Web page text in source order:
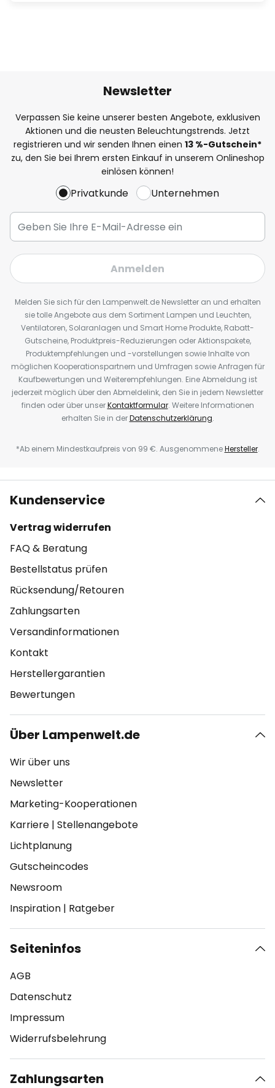
Newsletter
Verpassen Sie keine unserer besten Angebote, exklusiven
Aktionen und die neusten Beleuchtungstrends. Jetzt
registrieren und wir senden Ihnen einen 13 %-Gutschein*
zu, den Sie bei Ihrem ersten Einkauf in unserem Onlineshop
einlösen können!
Privatkunde Unternehmen
Anmelden
Melden Sie sich für den Lampenwelt.de Newsletter an und erhalten
sie tolle Angebote aus dem Sortiment Lampen und Leuchten,
Ventilatoren, Solaranlagen und Smart Home Produkte, Rabatt-
Gutscheine, Produktpreis-Reduzierungen oder Aktionspakete,
Produktempfehlungen und -vorstellungen sowie Inhalte von
möglichen Kooperationspartnern und Umfragen sowie Anfragen für
Kaufbewertungen und Weiterempfehlungen. Eine Abmeldung ist
jederzeit möglich über den Abmeldelink, den Sie in jedem Newsletter
finden oder über unserKontaktformular. Weitere Informationen
erhalten Sie in derDatenschutzerklärung.
*Ab einem Mindestkaufpreis von 99 €. AusgenommeneHersteller.
Kundenservice
Vertrag widerrufen
FAQ & Beratung
Bestellstatus prüfen
Rücksendung/Retouren
Zahlungsarten
Versandinformationen
Kontakt
Herstellergarantien
Bewertungen
Über Lampenwelt.de
Wir über uns
Newsletter
Marketing-Kooperationen
Karriere | Stellenangebote
Lichtplanung
Gutscheincodes
Newsroom
Inspiration | Ratgeber
Seiteninfos
AGB
Datenschutz
Impressum
Widerrufsbelehrung
Zahlungsarten